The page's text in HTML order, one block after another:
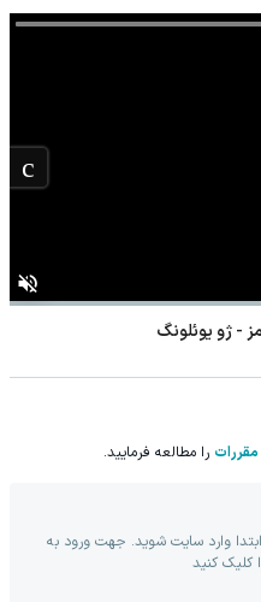
- ژو یوئلونگ
را مطالعه فرمایید.
وارد سایت شوید. جهت ورود به
کلیک کنید